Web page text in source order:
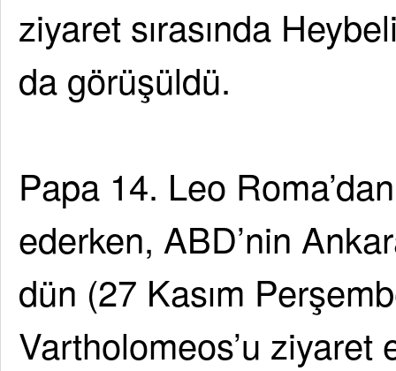
ziyaret sırasında
da görüşüldü.
Papa 14. Leo
ederken, ABD’nin
dün (27 Kasım
Vartholomeos’u ziyaret